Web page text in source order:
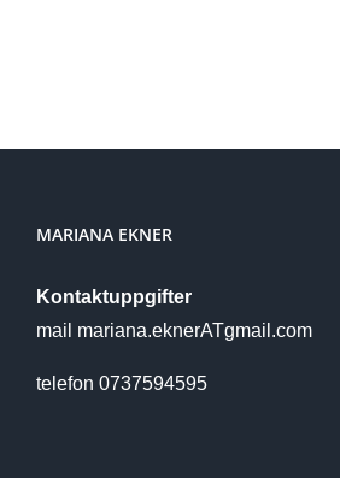
MARIANA EKNER
Kontaktuppgifter
mail mariana.eknerATgmail.com
telefon 0737594595